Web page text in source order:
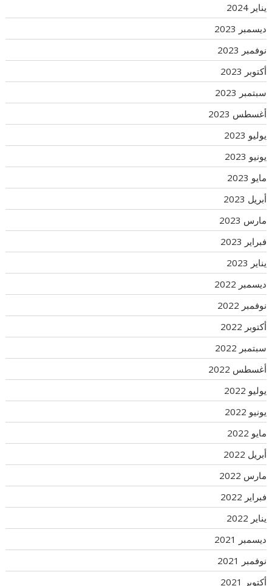
يناير 2024
ديسمبر 2023
نوفمبر 2023
أكتوبر 2023
سبتمبر 2023
أغسطس 2023
يوليو 2023
يونيو 2023
مايو 2023
أبريل 2023
مارس 2023
فبراير 2023
يناير 2023
ديسمبر 2022
نوفمبر 2022
أكتوبر 2022
سبتمبر 2022
أغسطس 2022
يوليو 2022
يونيو 2022
مايو 2022
أبريل 2022
مارس 2022
فبراير 2022
يناير 2022
ديسمبر 2021
نوفمبر 2021
أكتوبر 2021